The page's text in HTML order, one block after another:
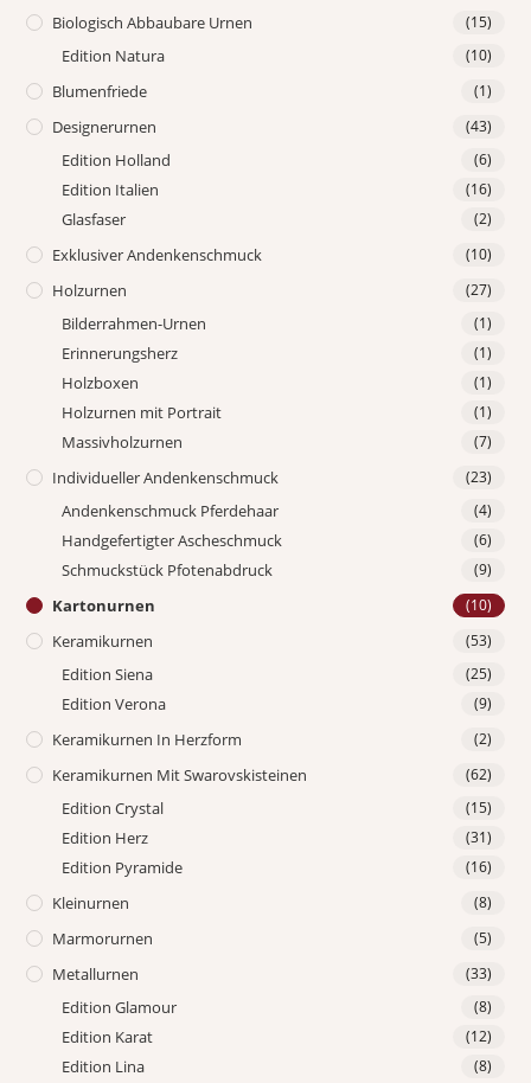
Biologisch Abbaubare Urnen (15)
Edition Natura (10)
Blumenfriede (1)
Designerurnen (43)
Edition Holland (6)
Edition Italien (16)
Glasfaser (2)
Exklusiver Andenkenschmuck (10)
Holzurnen (27)
Bilderrahmen-Urnen (1)
Erinnerungsherz (1)
Holzboxen (1)
Holzurnen mit Portrait (1)
Massivholzurnen (7)
Individueller Andenkenschmuck (23)
Andenkenschmuck Pferdehaar (4)
Handgefertigter Ascheschmuck (6)
Schmuckstück Pfotenabdruck (9)
Kartonurnen (10)
Keramikurnen (53)
Edition Siena (25)
Edition Verona (9)
Keramikurnen In Herzform (2)
Keramikurnen Mit Swarovskisteinen (62)
Edition Crystal (15)
Edition Herz (31)
Edition Pyramide (16)
Kleinurnen (8)
Marmorurnen (5)
Metallurnen (33)
Edition Glamour (8)
Edition Karat (12)
Edition Lina (8)